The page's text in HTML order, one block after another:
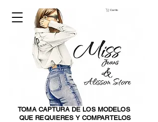
TOMA CAPTURA DE LOS MODELOS
QUE REQUIERES Y COMPARTELOS
Carrito